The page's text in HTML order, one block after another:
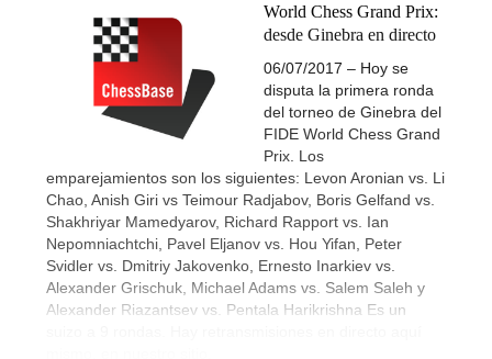
World Chess Grand Prix:
desde Ginebra en directo
06/07/2017 – Hoy se
disputa la primera ronda
del torneo de Ginebra del
FIDE World Chess Grand
Prix. Los
emparejamientos son los siguientes: Levon Aronian vs. Li
Chao, Anish Giri vs Teimour Radjabov, Boris Gelfand vs.
Shakhriyar Mamedyarov, Richard Rapport vs. Ian
Nepomniachtchi, Pavel Eljanov vs. Hou Yifan, Peter
Svidler vs. Dmitriy Jakovenko, Ernesto Inarkiev vs.
Alexander Grischuk, Michael Adams vs. Salem Saleh y
Alexander Riazantsev vs. Pentala Harikrishna Es un